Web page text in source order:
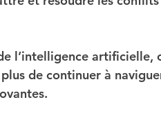
l’intelligence artificielle,
de continuer à